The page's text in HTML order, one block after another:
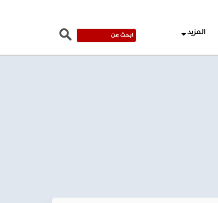
المزيد